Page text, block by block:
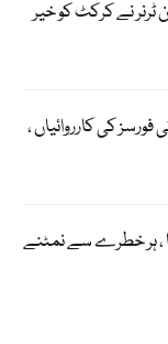
جان ٹرنر نے کرکٹ کو خیر
کی کارروائیاں ،
، ہر خطرے سے نمٹنے